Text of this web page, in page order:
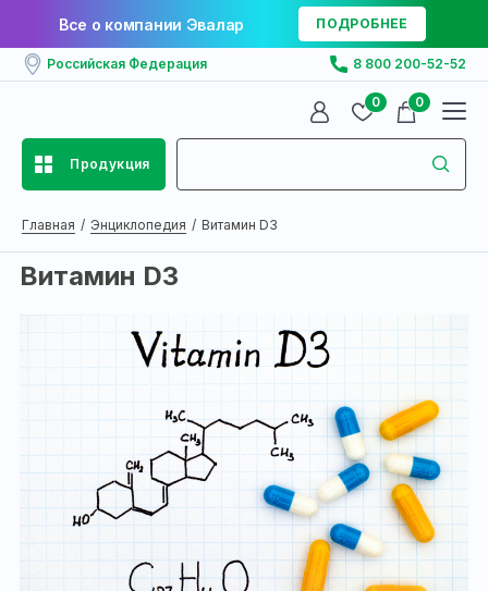
Все о компании Эвалар ПОДРОБНЕЕ
Российская Федерация 8 800 200-52-52
0 0
Продукция
Главная Энциклопедия Витамин D3
Витамин D3